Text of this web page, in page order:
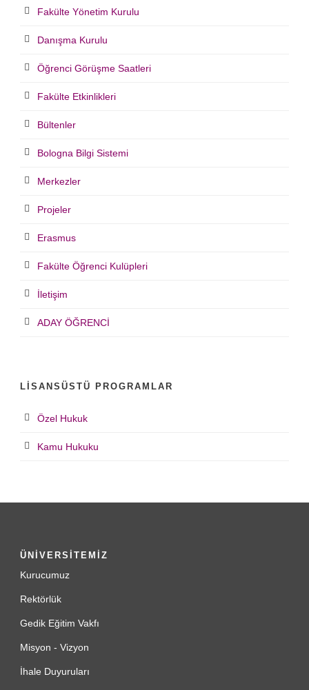
Fakülte Yönetim Kurulu
Danışma Kurulu
Öğrenci Görüşme Saatleri
Fakülte Etkinlikleri
Bültenler
Bologna Bilgi Sistemi
Merkezler
Projeler
Erasmus
Fakülte Öğrenci Kulüpleri
İletişim
ADAY ÖĞRENCİ
LISANSÜSTÜ PROGRAMLAR
Özel Hukuk
Kamu Hukuku
ÜNİVERSİTEMİZ
Kurucumuz
Rektörlük
Gedik Eğitim Vakfı
Misyon - Vizyon
İhale Duyuruları